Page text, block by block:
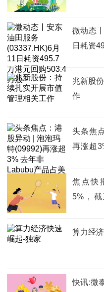
微动态
日耗资
兆新股
作
头条焦
再涨超
焦点快
5%，
算力经
快讯:微